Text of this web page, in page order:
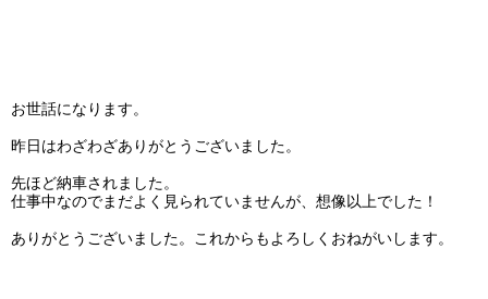
お世話になります。
昨日はわざわざありがとうございました。
先ほど納車されました。
仕事中なのでまだよく見られていませんが、想像以上でした！
ありがとうございました。これからもよろしくおねがいします。